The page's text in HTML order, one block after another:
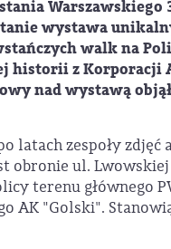
Warszawskiego
wystawa
walk na
historii z
nad wystawą
latach zespoły
obronie ul.
terenu głównego
AK "Golski".